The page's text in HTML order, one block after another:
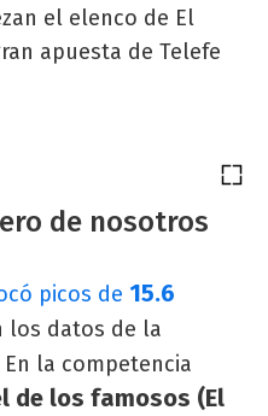
el elenco de El
apuesta de Telefe
de nosotros
picos de 15.6
los datos de la
En la competencia
de los famosos (El